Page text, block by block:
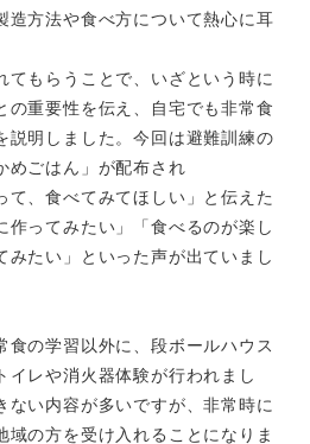
造方法や食べ方について熱心に耳
てもらうことで、いざという時に
の重要性を伝え、自宅でも非常食
説明しました。今回は避難訓練の
めごはん」が配布され
て、食べてみてほしい」と伝えた
作ってみたい」「食べるのが楽し
みたい」といった声が出ていまし
の学習以外に、段ボールハウス
イレや消火器体験が行われま し
ない内容が多いですが、非常時に
域の方を受け入れること になりま